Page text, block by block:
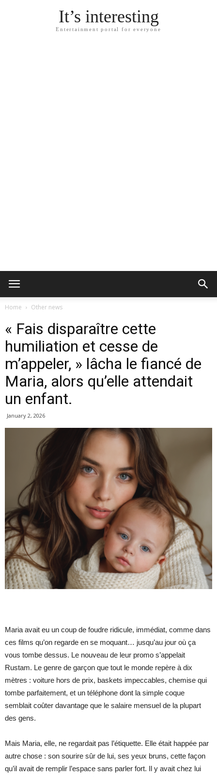
It’s interesting
Entertainment portal for everyone
Home Other news
« Fais disparaître cette
humiliation et cesse de
m’appeler, » lâcha le fiancé de
Maria, alors qu’elle attendait
un enfant.
January 2, 2026
Maria avait eu un coup de foudre ridicule, immédiat, comme dans
ces films qu’on regarde en se moquant… jusqu’au jour où ça
vous tombe dessus. Le nouveau de leur promo s’appelait
Rustam. Le genre de garçon que tout le monde repère à dix
mètres : voiture hors de prix, baskets impeccables, chemise qui
tombe parfaitement, et un téléphone dont la simple coque
semblait coûter davantage que le salaire mensuel de la plupart
des gens.
Mais Maria, elle, ne regardait pas l’étiquette. Elle était happée par
autre chose : son sourire sûr de lui, ses yeux bruns, cette façon
qu’il avait de remplir l’espace sans parler fort. Il y avait chez lui